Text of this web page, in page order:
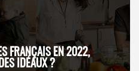
FRANÇAIS EN 2022,
IDÉAUX ?